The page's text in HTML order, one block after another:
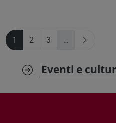
1 2 3
Eventi e